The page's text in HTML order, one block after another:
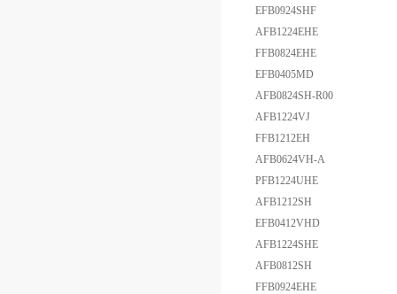
EFB0924SHF
AFB1224EHE
FFB0824EHE
EFB0405MD
AFB0824SH-R00
AFB1224VJ
FFB1212EH
AFB0624VH-A
PFB1224UHE
AFB1212SH
EFB0412VHD
AFB1224SHE
AFB0812SH
FFB0924EHE